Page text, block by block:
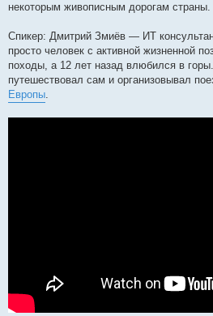
некоторым живописным дорогам страны.
Спикер: Дмитрий Змиёв — ИТ
просто человек с активной жизненной
походы, а 12 лет назад влюбился в
путешествовал сам и организовывал
Европы.